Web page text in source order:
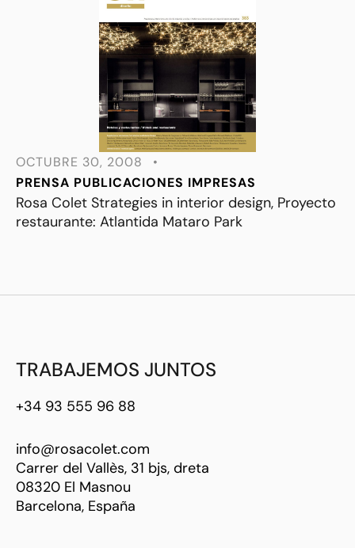
OCTUBRE 30, 2008
•
PRENSA PUBLICACIONES IMPRESAS
Rosa Colet Strategies in interior design, Proyecto
restaurante: Atlantida Mataro Park
TRABAJEMOS JUNTOS
+34 93 555 96 88
info@rosacolet.com
Carrer del Vallès, 31 bjs, dreta
08320 El Masnou
Barcelona, España